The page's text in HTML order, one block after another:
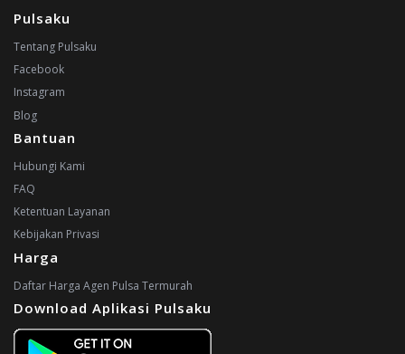
Pulsaku
Tentang Pulsaku
Facebook
Instagram
Blog
Bantuan
Hubungi Kami
FAQ
Ketentuan Layanan
Kebijakan Privasi
Harga
Daftar Harga Agen Pulsa Termurah
Download Aplikasi Pulsaku